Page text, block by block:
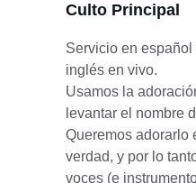
Culto Principal
Servicio en
inglés en vivo.
Usamos la
levantar el nombre
Queremos adorarlo
verdad, y por lo
voces (e